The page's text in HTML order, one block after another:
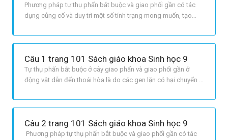
Phương pháp tự thụ phấn bắt buộc và giao phối gần có tác
dụng củng cố và duy trì một số tính trạng mong muốn, tạo
dòng, phát hiện gen xấu để loại bỏ khỏi quần thể.
Câu 1 trang 101 Sách giáo khoa Sinh học 9
Tự thụ phấn bắt buộc ở cây giao phấn và giao phối gần ở
động vật dẫn đến thoái hòa là do các gen lặn có hại chuyển từ
nuôi trong vườn của hộ gia đình ở thôn quê do giao phối gần
Câu 2 trang 101 Sách giáo khoa Sinh học 9
Phương pháp tự thụ phấn bắt buộc và giao phối gần có tác